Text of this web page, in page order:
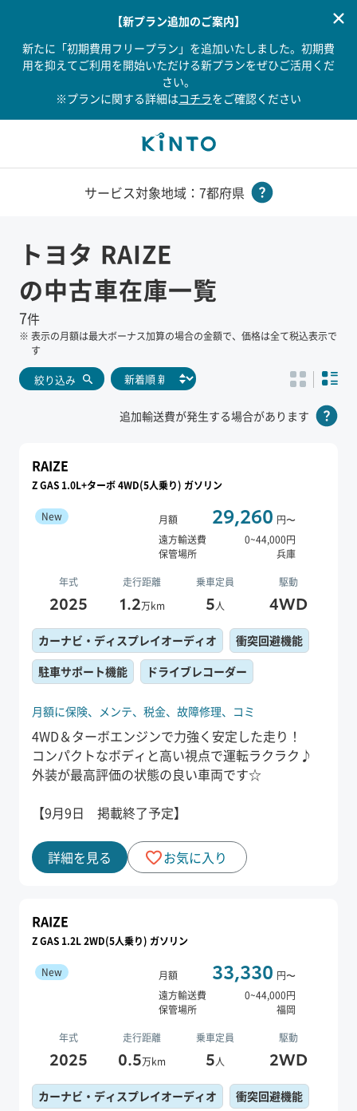
【新プラン追加のご案内】
新たに「初期費用フリープラン」を追加いたしました。初期費
用を抑えてご利用を開始いただける新プランをぜひご活用くだ
さい。
※プランに関する詳細はコチラをご確認ください
サービス対象地域：7都府県
トヨタ RAIZE
の中古車在庫一覧
7件
※ 表示の月額は最大ボーナス加算の場合の金額で、価格は全て税込表示で
す
絞り込み
追加輸送費が発生する場合があります
RAIZE
Z GAS 1.0L+ターボ 4WD(5人乗り) ガソリン
New 月額 29,260 円〜
遠方輸送費
0~44,000円
保管場所
兵庫
年式 走行距離 乗車定員 駆動
2025 1.2万km 5人 4WD
月額に保険、 メンテ、 税金、 故障修理、 コミ
4WD＆ターボエンジンで力強く安定した走り！
コンパクトなボディと高い視点で運転ラクラク♪
外装が最高評価の状態の良い車両です☆
【9月9日 掲載終了予定】
カーナビ・ディスプレイオーディオ
衝突回避機能
駐車サポート機能
ドライブレコーダー
詳細を見る お気に入り
RAIZE
Z GAS 1.2L 2WD(5人乗り) ガソリン
New 月額 33,330 円〜
遠方輸送費
0~44,000円
保管場所
福岡
年式 走行距離 乗車定員 駆動
2025 0.5万km 5人 2WD
カーナビ・ディスプレイオーディオ
衝突回避機能